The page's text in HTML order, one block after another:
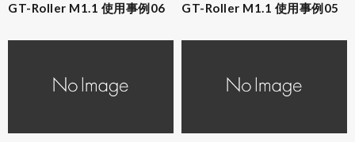
GT-Roller M1.1 使用事例06 GT-Roller M1.1 使用事例05